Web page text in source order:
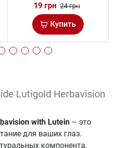
19 грн 24 грн
Купить
Lutigold Herbavision
with Lutein – это
для ваших глаз.
компонента,